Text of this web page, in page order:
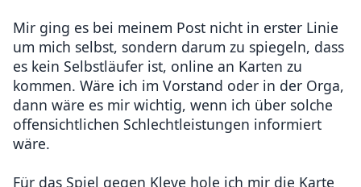
Mir ging es bei meinem Post nicht in erster Linie
um mich selbst, sondern darum zu spiegeln, dass
es kein Selbstläufer ist, online an Karten zu
kommen. Wäre ich im Vorstand oder in der Orga,
dann wäre es mir wichtig, wenn ich über solche
offensichtlichen Schlechtleistungen informiert
wäre.
Für das Spiel gegen Kleve hole ich mir die Karte